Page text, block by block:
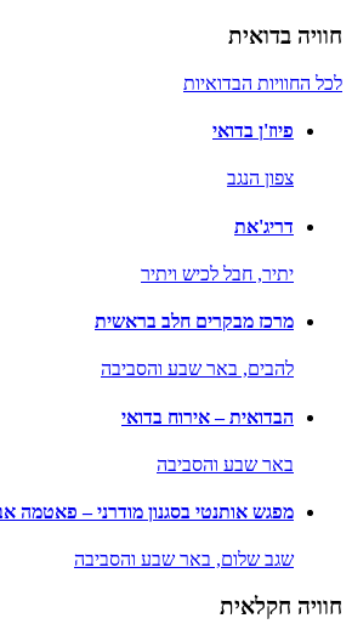
חוויה בדואית
לכל החוויות הבדואיות
פיוז'ן בדואי
צפון הנגב
דריג'את
יתיר, חבל לכיש ויתיר
מרכז מבקרים חלב בראשית
להבים, באר שבע והסביבה
הבדואית – אירוח בדואי
באר שבע והסביבה
מפגש אותנטי בסגנון מודרני – פאטמה
שגב שלום, באר שבע והסביבה
חוויה חקלאית